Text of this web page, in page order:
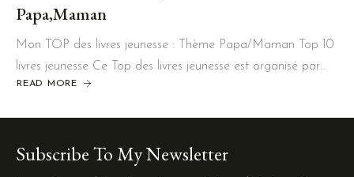
Papa,Maman
Mon TOP des livres jeunesse : Thème Papa/Maman Top 10
livres jeunesse Ce Top des livres jeunesse est organisé par…
READ MORE
Subscribe To My Newsletter